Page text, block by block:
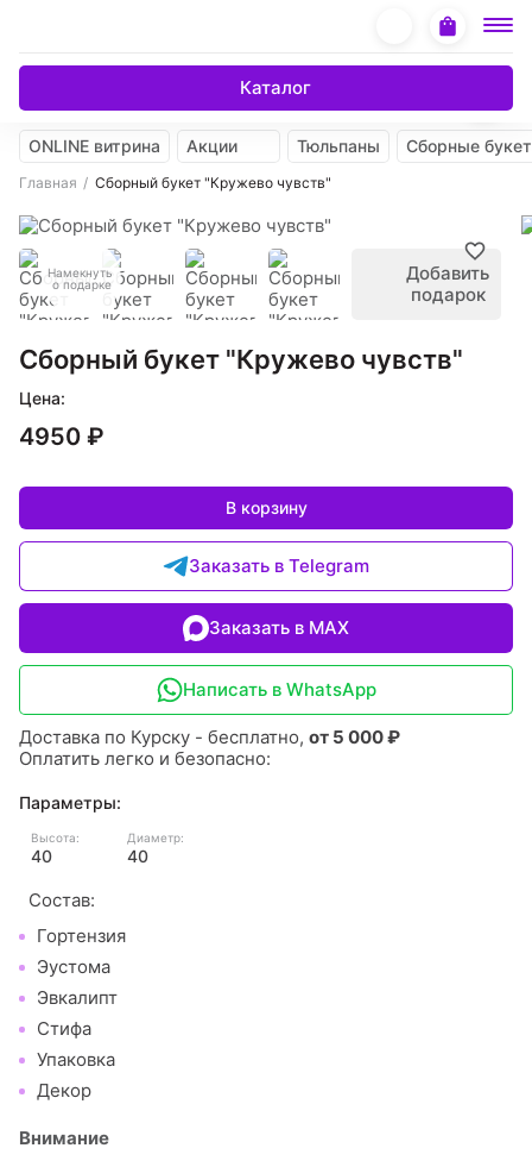
Каталог
ONLINE витрина Акции Тюльпаны Сборные
Главная Сборный букет "Кружево чувств"
Намекнуть
о подарке
Добавить
подарок
Сборный букет "Кружево чувств"
Цена:
4950 ₽
В корзину
Заказать в Telegram
Заказать в MAX
Написать в WhatsApp
Доставка по Курску - бесплатно, от 5 000 ₽
Оплатить легко и безопасно:
Параметры:
Высота:
40
Диаметр:
40
Состав:
Гортензия
Эустома
Эвкалипт
Стифа
Упаковка
Декор
Внимание